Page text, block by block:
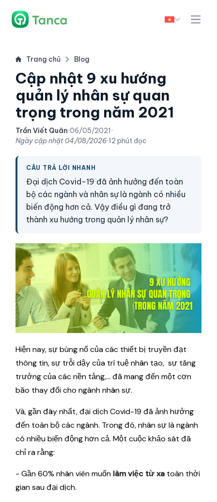
Trang chủ Blog
Cập nhật 9 xu hướng
quản lý nhân sự quan
trọng trong năm 2021
Trần Viết Quân·06/05/2021 ·
Ngày cập nhật04/08/2026·12 phút đọc
CÂU TRẢ LỜI NHANH
Đại dịch Covid-19 đã ảnh hưởng đến toàn
bộ các ngành và nhân sự là ngành có nhiều
biến động hơn cả. Vậy điều gì đang trở
thành xu hướng trong quản lý nhân sự?
Hiện nay, sự bùng nổ của các thiết bị truyền đạt
thông tin, sự trỗi dậy của trí tuệ nhân tạo, sự tăng
trưởng của các nền tảng,... đã mang đến một cơn
bão thay đổi cho ngành nhân sự.
Và, gần đây nhất, đại dịch Covid-19 đã ảnh hưởng
đến toàn bộ các ngành. Trong đó, nhân sự là ngành
có nhiều biến động hơn cả. Một cuộc khảo sát đã
chỉ ra rằng:
- Gần 60% nhân viên muốn làm việc từ xa toàn thời
gian sau đại dịch.